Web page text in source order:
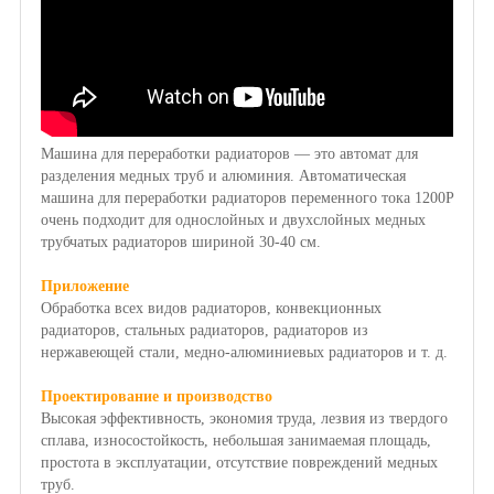
Машина для переработки радиаторов — это автомат для
разделения медных труб и алюминия. Автоматическая
машина для переработки радиаторов переменного тока 1200P
очень подходит для однослойных и двухслойных медных
трубчатых радиаторов шириной 30-40 см.
Приложение
Обработка всех видов радиаторов, конвекционных
радиаторов, стальных радиаторов, радиаторов из
нержавеющей стали, медно-алюминиевых радиаторов и т. д.
Проектирование и производство
Высокая эффективность, экономия труда, лезвия из твердого
сплава, износостойкость, небольшая занимаемая площадь,
простота в эксплуатации, отсутствие повреждений медных
труб.